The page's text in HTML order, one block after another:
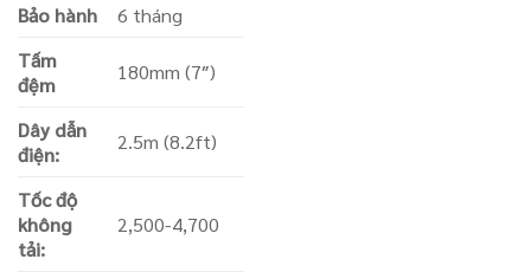
Bảo hành
6 tháng
Tấm
đệm
180mm (7″)
Dây dẫn
điện:
2.5m (8.2ft)
Tốc độ
không
tải:
2,500-4,700